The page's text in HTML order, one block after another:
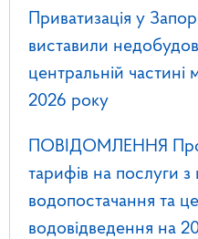
Приватизація у
виставили
центральній частині
2026 року
ПОВІДОМЛЕННЯ Про
тарифів на послуги з
водопостачання та
водовідведення на